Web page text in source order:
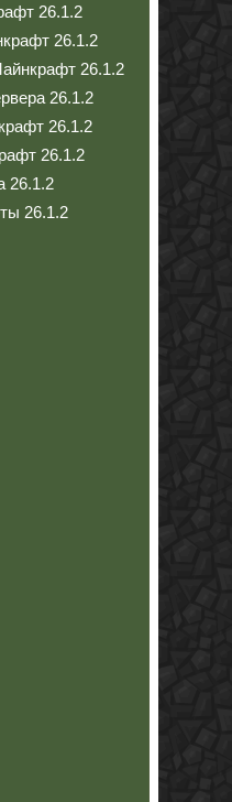
26.1.2
26.1.2
26.1.2
26.1.2
26.1.2
26.1.2
26.1.2
26.1.2